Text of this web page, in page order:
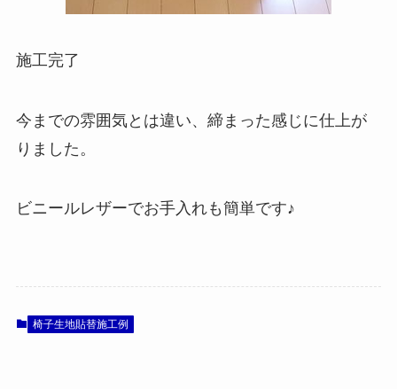
施工完了
今までの雰囲気とは違い、締まった感じに仕上が
りました。
ビニールレザーでお手入れも簡単です♪
椅子生地貼替施工例